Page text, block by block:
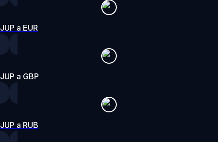
JUP a EUR
JUP a GBP
JUP a RUB